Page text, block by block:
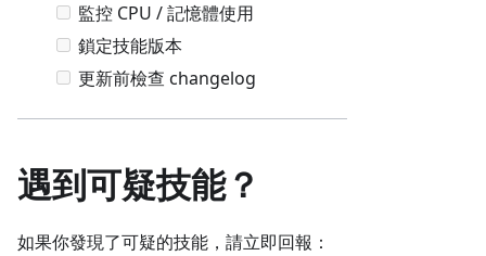
監控 CPU / 記憶體使用
鎖定技能版本
更新前檢查 changelog
遇到可疑技能？
如果你發現了可疑的技能，請立即回報：